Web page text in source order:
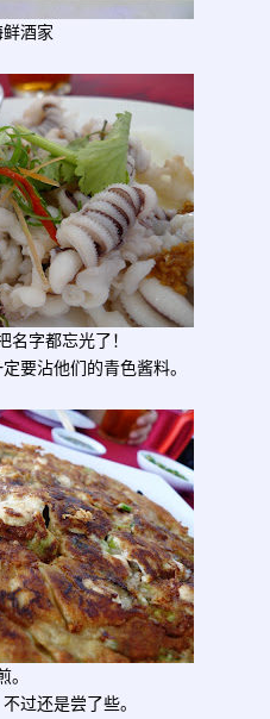
酒家
名字都忘光了！
要沾他们的青色酱料。
。
过还是尝了些。